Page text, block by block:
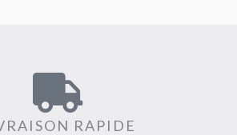
RAPIDE